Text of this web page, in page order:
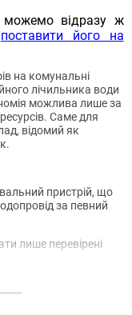
можемо відразу ж
поставити його на
на комунальні
лічильника води
можлива лише за
Саме для
відомий як
пристрій, що
за певний
лише перевірені
та Ecomess —
Завдяки якісним